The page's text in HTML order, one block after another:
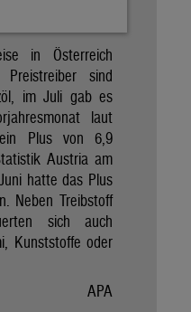
in Österreich
sind
im Juli gab es
laut
Plus von 6,9
Austria am
hatte das Plus
Neben Treibstoff
sich auch
Kunststoffe oder
APA